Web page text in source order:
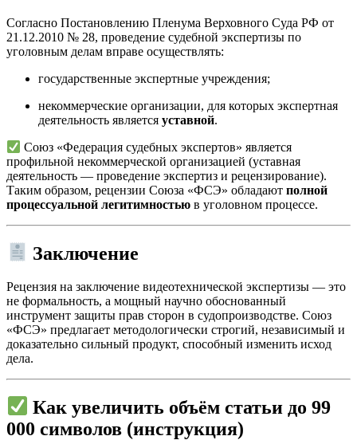
Согласно Постановлению Пленума Верховного Суда РФ от
21.12.2010 № 28, проведение судебной экспертизы по
уголовным делам вправе осуществлять:
государственные экспертные учреждения;
некоммерческие организации, для которых экспертная
деятельность является уставной.
Союз «Федерация судебных экспертов» является
профильной некоммерческой организацией (уставная
деятельность — проведение экспертиз и рецензирование).
Таким образом, рецензии Союза «ФСЭ» обладают полной
процессуальной легитимностью в уголовном процессе.
Заключение
Рецензия на заключение видеотехнической экспертизы — это
не формальность, а мощный научно обоснованный
инструмент защиты прав сторон в судопроизводстве. Союз
«ФСЭ» предлагает методологически строгий, независимый и
доказательно сильный продукт, способный изменить исход
дела.
Как увеличить объём статьи до 99
000 символов (инструкция)